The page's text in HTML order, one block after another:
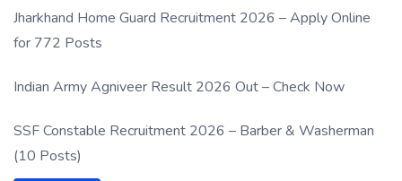
Jharkhand Home Guard Recruitment 2026 – Apply Online
for 772 Posts
Indian Army Agniveer Result 2026 Out – Check Now
SSF Constable Recruitment 2026 – Barber & Washerman
(10 Posts)